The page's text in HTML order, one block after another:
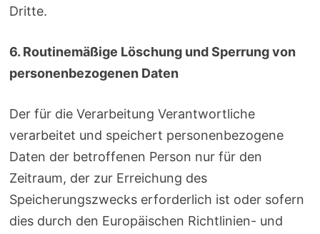
Dritte.
6. Routinemäßige Löschung und Sperrung von
personenbezogenen Daten
Der für die Verarbeitung Verantwortliche
verarbeitet und speichert personenbezogene
Daten der betroffenen Person nur für den
Zeitraum, der zur Erreichung des
Speicherungszwecks erforderlich ist oder sofern
dies durch den Europäischen Richtlinien- und